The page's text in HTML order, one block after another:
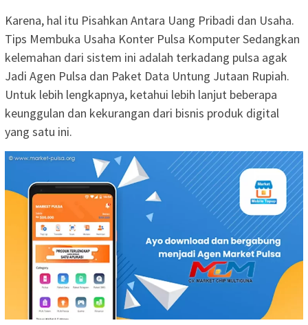
Karena, hal itu Pisahkan Antara Uang Pribadi dan Usaha.
Tips Membuka Usaha Konter Pulsa Komputer Sedangkan
kelemahan dari sistem ini adalah terkadang pulsa agak
Jadi Agen Pulsa dan Paket Data Untung Jutaan Rupiah.
Untuk lebih lengkapnya, ketahui lebih lanjut beberapa
keunggulan dan kekurangan dari bisnis produk digital
yang satu ini.